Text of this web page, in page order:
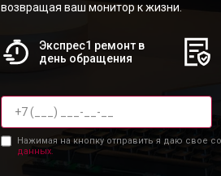
возвращая ваш монитор к жизни.
Экспрес1 ремонт в
день обращения
Нажимая на кнопку отправить я даю свое
данных.